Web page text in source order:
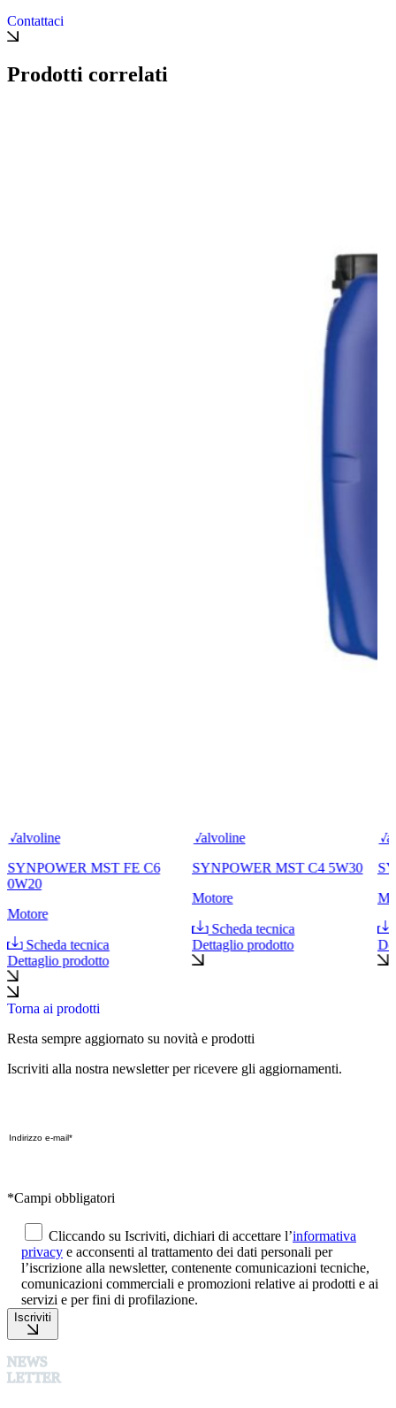
Contattaci
Prodotti correlati
Valvoline
SYNPOWER MST FE C6
0W20
Motore
Scheda tecnica
Dettaglio prodotto
Valvoline
SYNPOWER MST C4 5W30
Motore
Scheda tecnica
Dettaglio prodotto
Torna ai prodotti
Resta sempre aggiornato su novità e prodotti
Iscriviti alla nostra newsletter per ricevere gli aggiornamenti.
*Campi obbligatori
Cliccando su Iscriviti, dichiari di accettare l’informativa
privacy e acconsenti al trattamento dei dati personali per
l’iscrizione alla newsletter, contenente comunicazioni tecniche,
comunicazioni commerciali e promozioni relative ai prodotti e ai
servizi e per fini di profilazione.
Iscriviti
NEWS
LETTER